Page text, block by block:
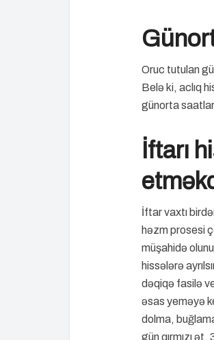
Oruc tutulan
Belə ki, aclıq
günorta
İftarı
İftar vaxtı
həzm prosesi
müşahidə
hissələrə
dəqiqə fasilə
əsas yeməyə
dolma,
gün qırmızı